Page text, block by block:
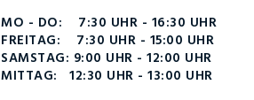
MO - DO: 7:30 UHR - 16:30 UHR
FREITAG: 7:30 UHR - 15:00 UHR
SAMSTAG: 9:00 UHR - 12:00 UHR
MITTAG: 12:30 UHR - 13:00 UHR